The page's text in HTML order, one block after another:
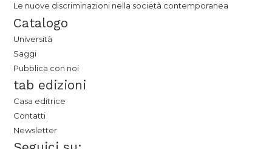
Le nuove discriminazioni nella società contemporanea
Catalogo
Università
Saggi
Pubblica con noi
tab edizioni
Casa editrice
Contatti
Newsletter